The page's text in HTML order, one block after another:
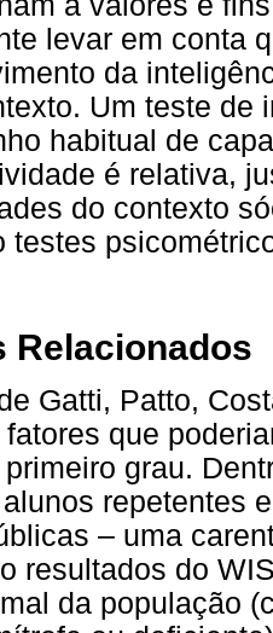
levar em conta
da
Um teste de
habitual de
é relativa,
do contexto
testes
Relacionados
Gatti, Patto,
que
grau.
repetentes
– uma
resultados do
da população